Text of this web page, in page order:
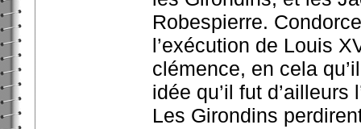
Robespierre.
l’exécution de Louis
clémence, en cela
idée qu’il fut
Les Girondins